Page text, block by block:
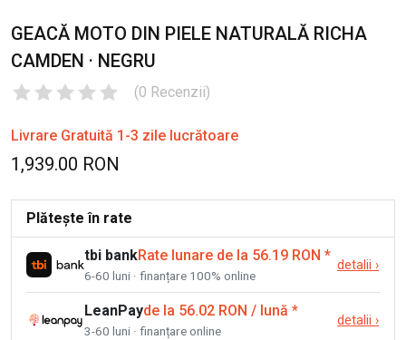
GEACĂ MOTO DIN PIELE NATURALĂ RICHA
CAMDEN · NEGRU
(0 Recenzii)
Livrare Gratuită 1-3 zile lucrătoare
1,939.00 RON
Plătește în rate
tbi bankRate lunare de la 56.19 RON *
6-60 luni · finanțare 100% online
detalii ›
LeanPayde la 56.02 RON / lună *
3-60 luni · finanțare online
detalii ›